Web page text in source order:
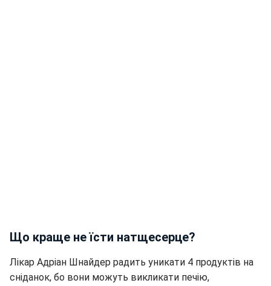
Що краще не їсти натщесерце?
Лікар Адріан Шнайдер радить уникати 4 продуктів на
сніданок, бо вони можуть викликати печію,